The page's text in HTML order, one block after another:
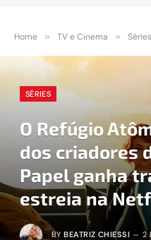
Home » TV e Cinema » Séries
SÉRIES
O Refúgio
dos criadores
Papel ganha
estreia na
BY BEATRIZ CHIESSI 2